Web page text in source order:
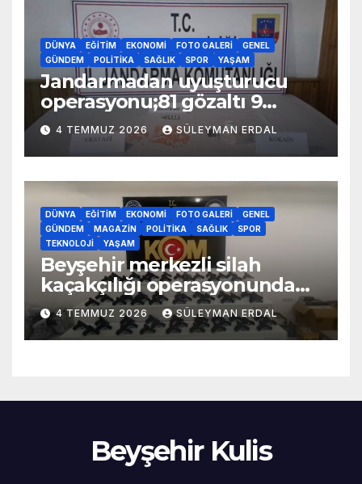
DÜNYA EĞITIM EKONOMI FOTO GALERI
GENEL
GÜNDEM
POLITIKA SAĞLIK SPOR YAŞAM
Jandarmadan uyuşturucu
operasyonu;81 gözaltı 9
tutuklama
4 TEMMUZ 2026 SÜLEYMAN ERDAL
DÜNYA EĞITIM EKONOMI FOTO GALERI
GENEL
GÜNDEM
MAGAZIN POLITIKA SAĞLIK
SPOR
TEKNOLOJI
YAŞAM
Beyşehir merkezli silah
kaçakçılığı operasyonunda
70 adet kaçak silah yakalandı
4 TEMMUZ 2026 SÜLEYMAN ERDAL
Beyşehir Kulis